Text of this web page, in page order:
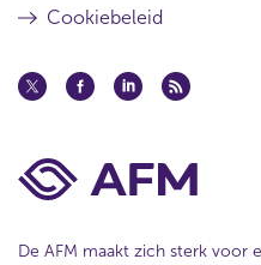
Cookiebeleid
De AFM maakt zich sterk voor